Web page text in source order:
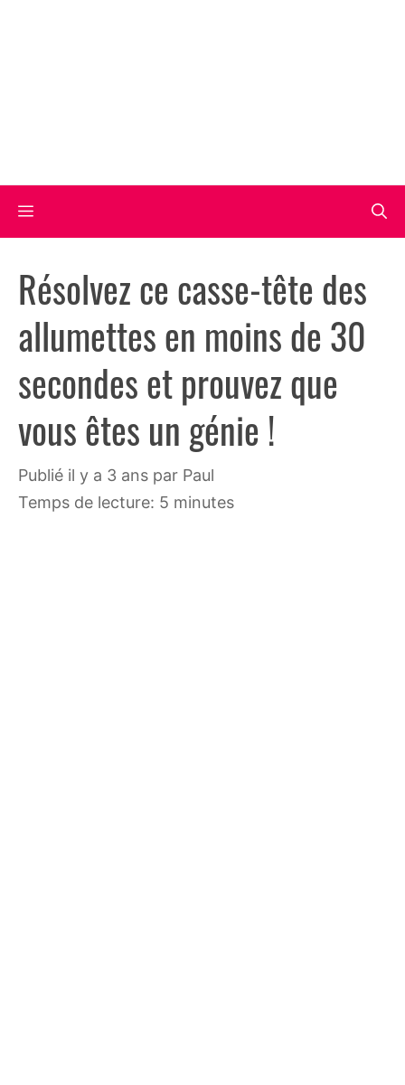
Menu
Résolvez ce casse-tête des
allumettes en moins de 30
secondes et prouvez que
vous êtes un génie !
publié il y a 3 ans par Paul
Temps de lecture: 5 minutes